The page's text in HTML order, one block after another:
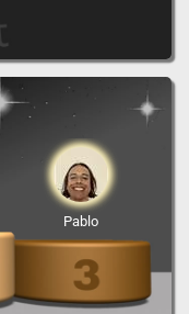
Pablo